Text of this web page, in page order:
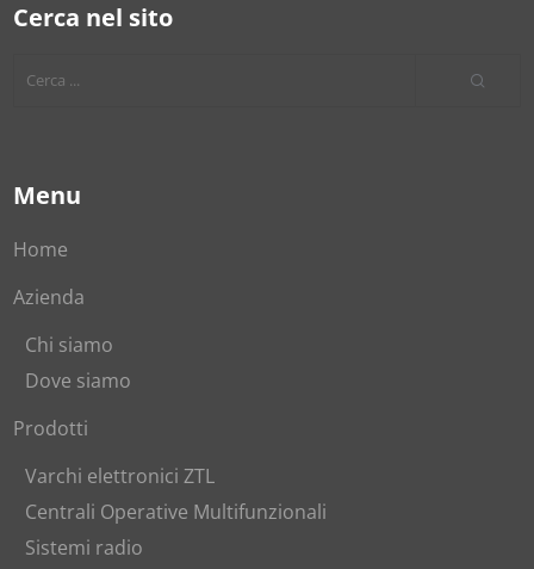
Cerca nel sito
Menu
Home
Azienda
Chi siamo
Dove siamo
Prodotti
Varchi elettronici ZTL
Centrali Operative Multifunzionali
Sistemi radio